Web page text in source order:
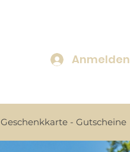
Anmelden
Geschenkkarte - Gutscheine